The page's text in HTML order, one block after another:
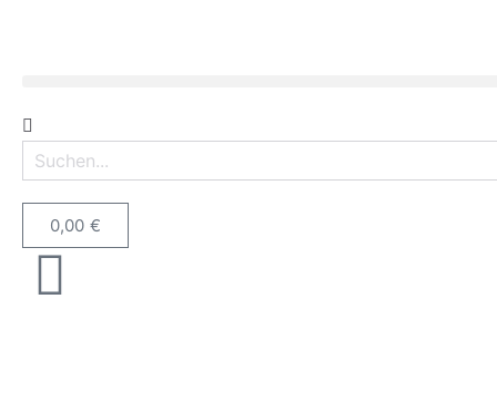
0,00 €